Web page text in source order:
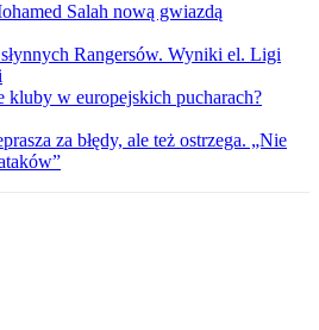
Salah nową gwiazdą
Rangersów. Wyniki el. Ligi
kluby w europejskich pucharach?
za błędy, ale też ostrzega. „Nie